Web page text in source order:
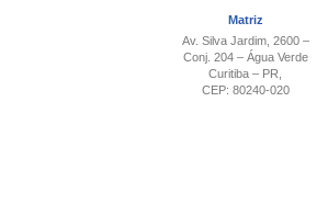
Matriz
Av. Silva Jardim, 2600 –
Conj. 204 – Água Verde
Curitiba – PR,
CEP: 80240-020